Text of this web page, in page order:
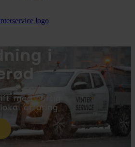
i
med hurtig
erfaring